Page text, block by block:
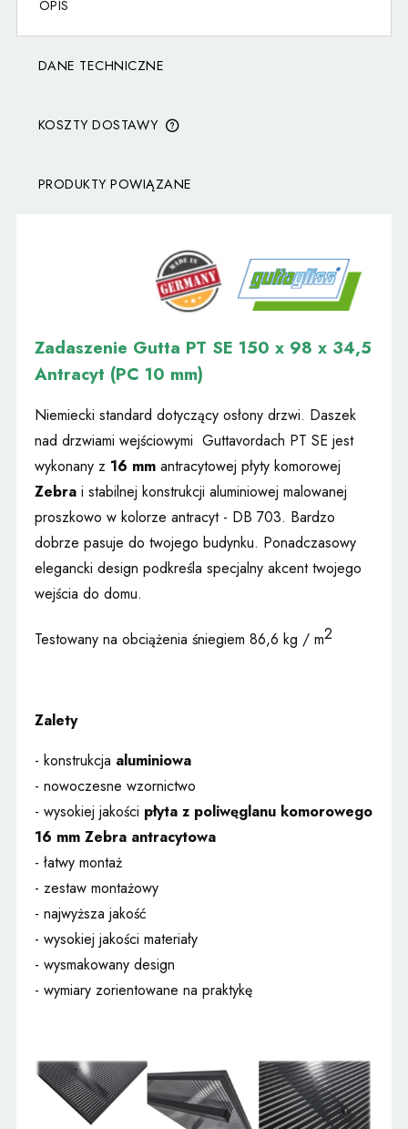
OPIS
DANE TECHNICZNE
KOSZTY DOSTAWY
CENA NIE ZAWIERA EWENTUALNYCH KOSZTÓW
PRODUKTY POWIĄZANE
Zadaszenie Gutta PT SE 150 x 98 x 34,5
Antracyt (PC 10 mm)
Niemiecki standard dotyczący osłony drzwi. Daszek
nad drzwiami wejściowymi Guttavordach PT SE jest
wykonany z 16 mmantracytowej płyty komorowej
Zebrai stabilnej konstrukcji aluminiowej malowanej
proszkowo w kolorze antracyt - DB 703. Bardzo
dobrze pasuje do twojego budynku. Ponadczasowy
elegancki design podkreśla specjalny akcent twojego
wejścia do domu.
Testowany na obciążenia śniegiem 86,6 kg / m2
Zalety
- konstrukcja aluminiowa
- nowoczesne wzornictwo
- wysokiej jakości płyta z poliwęglanu komorowego
16 mm Zebra antracytowa
- łatwy montaż
- zestaw montażowy
- najwyższa jakość
- wysokiej jakości materiały
- wysmakowany design
- wymiary zorientowane na praktykę